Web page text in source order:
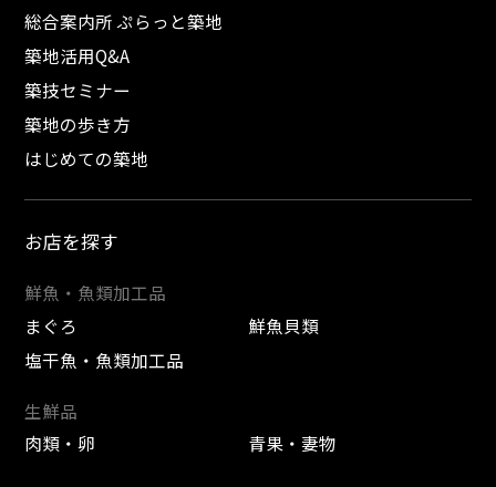
総合案内所 ぷらっと築地
築地活用Q&A
築技セミナー
築地の歩き方
はじめての築地
お店を探す
鮮魚・魚類加工品
まぐろ
鮮魚貝類
塩干魚・魚類加工品
生鮮品
肉類・卵
青果・妻物